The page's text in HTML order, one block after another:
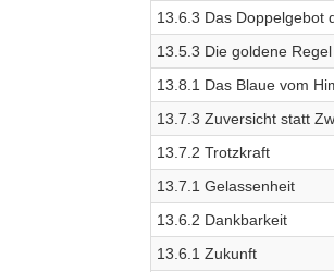
13.6.3 Das Doppelgebot
13.5.3 Die goldene
13.8.1 Das Blaue vom
13.7.3 Zuversicht statt
13.7.2 Trotzkraft
13.7.1 Gelassenheit
13.6.2 Dankbarkeit
13.6.1 Zukunft